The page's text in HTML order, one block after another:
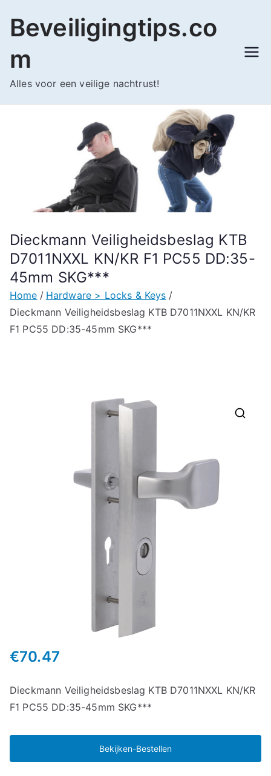
naar
inhoud
Beveiligingtips.co
m
Alles voor een veilige nachtrust!
Dieckmann Veiligheidsbeslag KTB
D7011NXXL KN/KR F1 PC55 DD:35-
45mm SKG***
Home
Hardware > Locks & Keys
Dieckmann Veiligheidsbeslag KTB D7011NXXL KN/KR
F1 PC55 DD:35-45mm SKG***
€70.47
Dieckmann Veiligheidsbeslag KTB D7011NXXL KN/KR
F1 PC55 DD:35-45mm SKG***
Bekijken-Bestellen